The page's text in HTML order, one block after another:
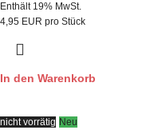
Enthält 19% MwSt.
4,95 EUR pro Stück
In den Warenkorb
nicht vorrätig Neu